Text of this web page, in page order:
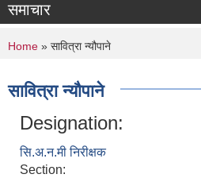
समाचार
You are here
Home » सावित्रा न्यौपाने
सावित्रा न्यौपाने
Designation:
सि.अ.न.मी निरीक्षक
Section: